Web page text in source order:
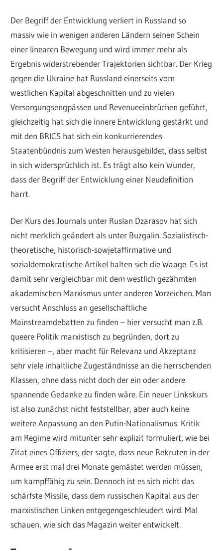
Der Begriff der Entwicklung verliert in Russland so
massiv wie in wenigen anderen Ländern seinen Schein
einer linearen Bewegung und wird immer mehr als
Ergebnis widerstrebender Trajektorien sichtbar. Der Krieg
gegen die Ukraine hat Russland einerseits vom
westlichen Kapital abgeschnitten und zu vielen
Versorgungsengpässen und Revenueeinbrüchen geführt,
gleichzeitig hat sich die innere Entwicklung gestärkt und
mit den BRICS hat sich ein konkurrierendes
Staatenbündnis zum Westen herausgebildet, dass selbst
in sich widersprüchlich ist. Es trägt also kein Wunder,
dass der Begriff der Entwicklung einer Neudefinition
harrt.
Der Kurs des Journals unter Ruslan Dzarasov hat sich
nicht merklich geändert als unter Buzgalin. Sozialistisch-
theoretische, historisch-sowjetaffirmative und
sozialdemokratische Artikel halten sich die Waage. Es ist
damit sehr vergleichbar mit dem westlich gezähmten
akademischen Marxismus unter anderen Vorzeichen. Man
versucht Anschluss an gesellschaftliche
Mainstreamdebatten zu finden – hier versucht man z.B.
queere Politik marxistisch zu begründen, dort zu
kritisieren –, aber macht für Relevanz und Akzeptanz
sehr viele inhaltliche Zugeständnisse an die herrschenden
Klassen, ohne dass nicht doch der ein oder andere
spannende Gedanke zu finden wäre. Ein neuer Linkskurs
ist also zunächst nicht feststellbar, aber auch keine
weitere Anpassung an den Putin-Nationalismus. Kritik
am Regime wird mitunter sehr explizit formuliert, wie bei
Zitat eines Offiziers, der sagte, dass neue Rekruten in der
Armee erst mal drei Monate gemästet werden müssen,
um kampffähig zu sein. Dennoch ist es sich nicht das
schärfste Missile, dass dem russischen Kapital aus der
marxistischen Linken entgegengeschleudert wird. Mal
schauen, wie sich das Magazin weiter entwickelt.